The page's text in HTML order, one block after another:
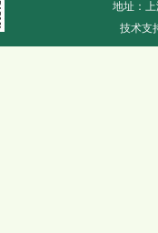
地址：
技术支